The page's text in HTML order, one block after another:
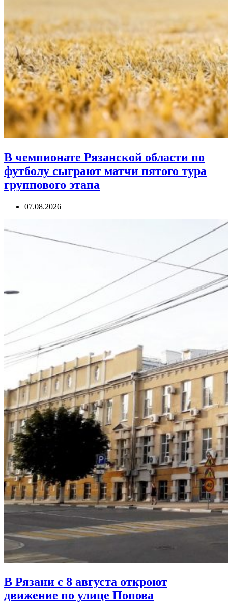
В чемпионате Рязанской области по
футболу сыграют матчи пятого тура
группового этапа
07.08.2026
В Рязани с 8 августа откроют
движение по улице Попова